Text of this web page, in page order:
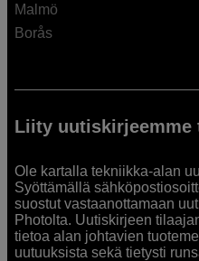
Malmö
Borås
Liity uutiskirjeemme
Ole kartalla tekniikka-alan
Syöttämällä
suostut vastaanottamaan
Photolta. Uutiskirjeen
tietoa alan johtavien
uutuuksista sekä tietysti